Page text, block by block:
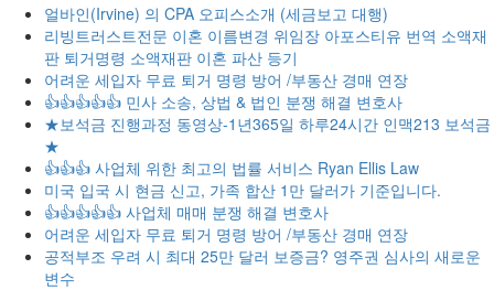
얼바인(Irvine) 의 CPA 오피스소개 (세금보고 대행)
리빙트러스트전문 이혼 이름변경 위임장 아포스티유 번역 소액재
판 퇴거명령 소액재판 이혼 파산 등기
어려운 세입자 무료 퇴거 명령 방어 /부동산 경매 연장
👍👍👍👍👍 민사 소송, 상법 & 법인 분쟁 해결 변호사
★보석금 진행과정 동영상-1년365일 하루24시간 인맥213 보석금
★
👍👍👍 사업체 위한 최고의 법률 서비스 Ryan Ellis Law
미국 입국 시 현금 신고, 가족 합산 1만 달러가 기준입니다.
👍👍👍👍👍 사업체 매매 분쟁 해결 변호사
어려운 세입자 무료 퇴거 명령 방어 /부동산 경매 연장
공적부조 우려 시 최대 25만 달러 보증금? 영주권 심사의 새로운
변수